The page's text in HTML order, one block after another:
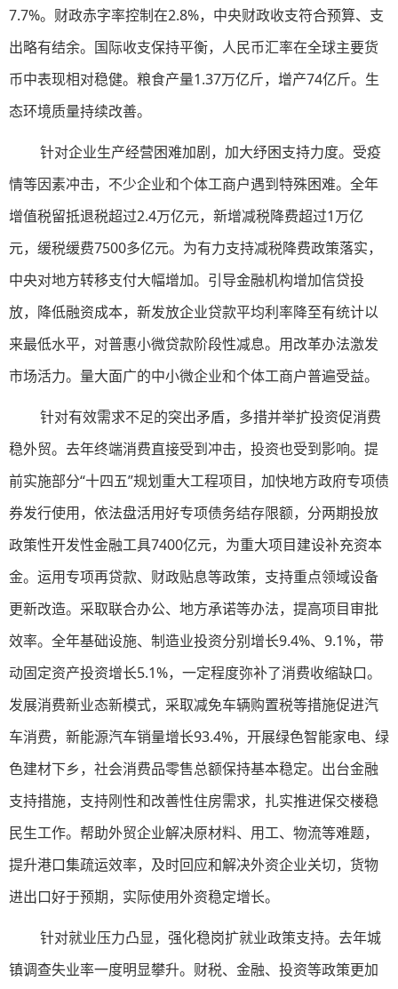
7.7%。财政赤字率控制在2.8%，中央财政收支符合预算、支
出略有结余。国际收支保持平衡，人民币汇率在全球主要货
币中表现相对稳健。粮食产量1.37万亿斤，增产74亿斤。生
态环境质量持续改善。
针对企业生产经营困难加剧，加大纾困支持力度。受疫
情等因素冲击，不少企业和个体工商户遇到特殊困难。全年
增值税留抵退税超过2.4万亿元，新增减税降费超过1万亿
元，缓税缓费7500多亿元。为有力支持减税降费政策落实，
中央对地方转移支付大幅增加。引导金融机构增加信贷投
放，降低融资成本，新发放企业贷款平均利率降至有统计以
来最低水平，对普惠小微贷款阶段性减息。用改革办法激发
市场活力。量大面广的中小微企业和个体工商户普遍受益。
针对有效需求不足的突出矛盾，多措并举扩投资促消费
稳外贸。去年终端消费直接受到冲击，投资也受到影响。提
前实施部分“十四五”规划重大工程项目，加快地方政府专项债
券发行使用，依法盘活用好专项债务结存限额，分两期投放
政策性开发性金融工具7400亿元，为重大项目建设补充资本
金。运用专项再贷款、财政贴息等政策，支持重点领域设备
更新改造。采取联合办公、地方承诺等办法，提高项目审批
效率。全年基础设施、制造业投资分别增长9.4%、9.1%，带
动固定资产投资增长5.1%，一定程度弥补了消费收缩缺口。
发展消费新业态新模式，采取减免车辆购置税等措施促进汽
车消费，新能源汽车销量增长93.4%，开展绿色智能家电、绿
色建材下乡，社会消费品零售总额保持基本稳定。出台金融
支持措施，支持刚性和改善性住房需求，扎实推进保交楼稳
民生工作。帮助外贸企业解决原材料、用工、物流等难题，
提升港口集疏运效率，及时回应和解决外资企业关切，货物
进出口好于预期，实际使用外资稳定增长。
针对就业压力凸显，强化稳岗扩就业政策支持。去年城
镇调查失业率一度明显攀升。财税、金融、投资等政策更加